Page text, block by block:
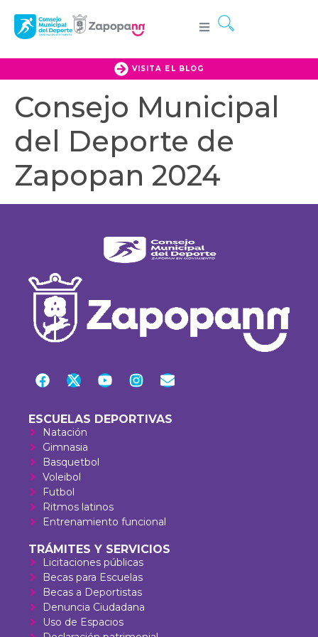
VISITA EL BLOG
Consejo Municipal
del Deporte de
Zapopan 2024
ESCUELAS DEPORTIVAS
Natación
Gimnasia
Basquetbol
Voleibol
Futbol
Ritmos latinos
Entrenamiento funcional
TRÁMITES Y SERVICIOS
Licitaciones públicas
Becas para Escuelas
Becas a Deportistas
Denuncia Ciudadana
Uso de Espacios